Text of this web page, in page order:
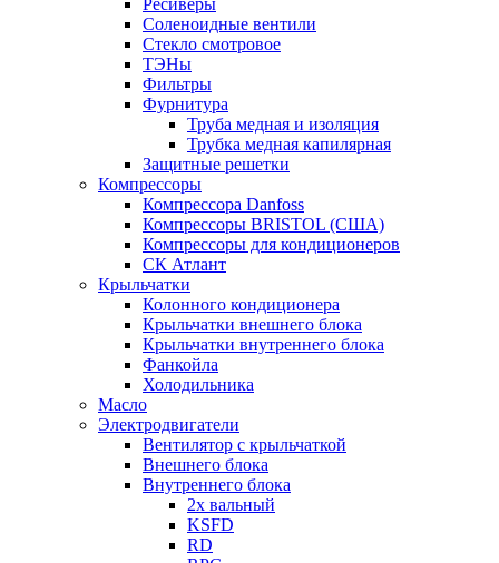
Ресиверы
Соленоидные вентили
Стекло смотровое
ТЭНы
Фильтры
Фурнитура
Труба медная и изоляция
Трубка медная капилярная
Защитные решетки
Компрессоры
Компрессора Danfoss
Компрессоры BRISTOL (США)
Компрессоры для кондиционеров
СК Атлант
Крыльчатки
Колонного кондиционера
Крыльчатки внешнего блока
Крыльчатки внутреннего блока
Фанкойла
Холодильника
Масло
Электродвигатели
Вентилятор с крыльчаткой
Внешнего блока
Внутреннего блока
2х вальный
KSFD
RD